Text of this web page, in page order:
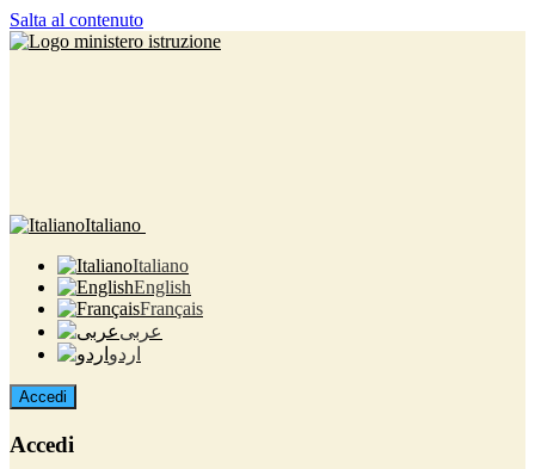
Salta al contenuto
Italiano
Italiano
English
Français
عربى
اردو
Accedi
Accedi